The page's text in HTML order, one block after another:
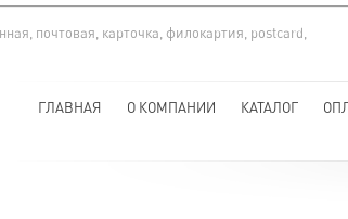
почтовая, карточка, филокартия, postcard,
ГЛАВНАЯ О КОМПАНИИ КАТАЛОГ